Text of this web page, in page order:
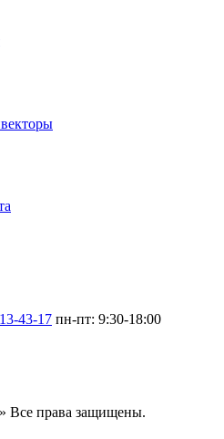
43-17 пн-пт: 9:30-18:00
Все права защищены.